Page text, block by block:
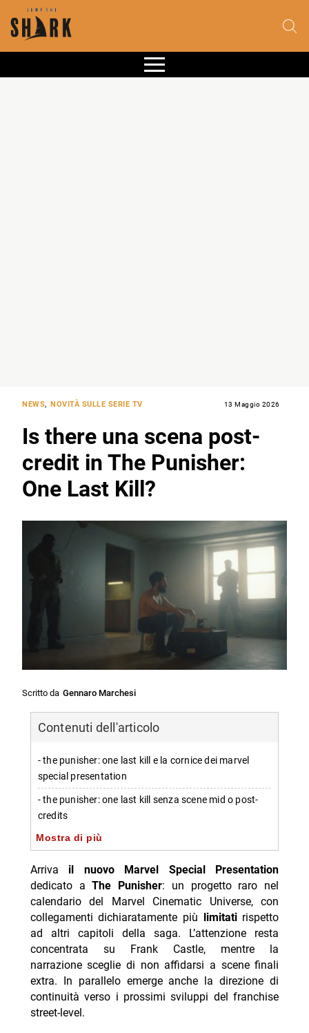
NEWS, NOVITÀ SULLE SERIE TV 13 Maggio 2026
Is there una scena post-
credit in The Punisher:
One Last Kill?
Scritto da Gennaro Marchesi
Contenuti dell'articolo
- the punisher: one last kill e la cornice dei marvel
special presentation
- the punisher: one last kill senza scene mid o post-
credits
- funzione delle scene nei film marvel e il caso di the
- the punisher: one last kill e la continuità verso
spider-man: brand new day
-- street-level e nuovi collegamenti nel mcU
- the punisher: one last kill al centro di frank castle
-- nessuna roadmap definita per nuove special
presentation
- cast di the punisher: one last kill
Mostra di più
Arriva il nuovo Marvel Special Presentation
dedicato aThe Punisher: un progetto raro nel
calendario del Marvel Cinematic Universe, con
collegamenti dichiaratamente più limitatirispetto
ad altri capitoli della saga. L’attenzione resta
concentrata su Frank Castle, mentre la
narrazione sceglie di non affidarsi a scene finali
extra. In parallelo emerge anche la direzione di
continuità verso i prossimi sviluppi del franchise
street-level.